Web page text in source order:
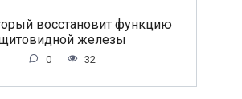
восстановит функцию
железы
0 32